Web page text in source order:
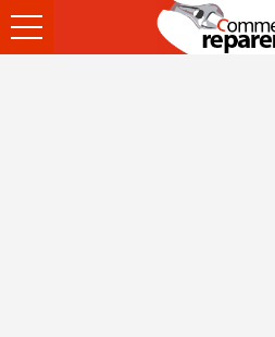
Ouvrir
le